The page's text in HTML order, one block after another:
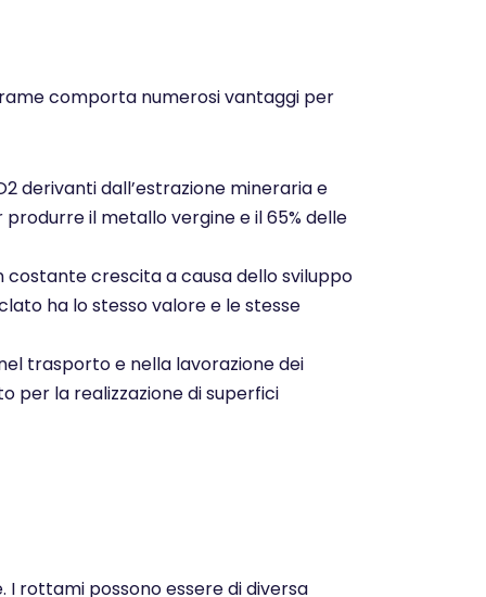
comporta numerosi vantaggi per
derivanti dall’estrazione mineraria e
il metallo vergine e il 65% delle
costante crescita a causa dello sviluppo
ha lo stesso valore e le stesse
trasporto e nella lavorazione dei
per la realizzazione di superfici
rottami possono essere di diversa